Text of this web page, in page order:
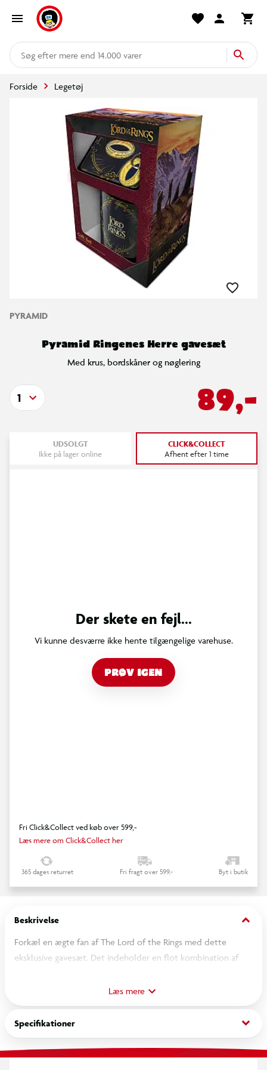
mere end 14.000 varer
Forside Legetøj
PYRAMID
Pyramid Ringenes Herre gavesæt
Med krus, bordskåner og nøglering
89,-
1
UDSOLGT
Ikke på lager online
CLICK&COLLECT
Afhent efter 1 time
Der skete en fejl...
Vi kunne desværre ikke hente tilgængelige varehuse.
PRØV IGEN
Fri Click&Collect ved køb over 599,-
Læs mere om Click&Collect her
365 dages returret Fri fragt over 599,- Byt i butik
Beskrivelse keyboard_arrow_down
Forkæl en ægte fan af The Lord of the Rings med dette
eksklusive gavesæt. Det indeholder en flot kombination af
Materiale: Keramik, kork, gummi
Egenskaber: Tåler opvaskemaskine og mikroovn
Læs mere
Specifikationer keyboard_arrow_down